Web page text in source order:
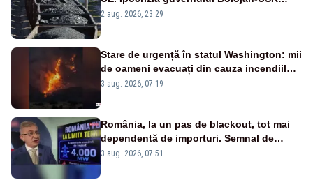
după starea de alertă
2 aug. 2026, 23:29
Stare de urgență în statul Washington: mii
de oameni evacuați din cauza incendiilor
puternice de vegetație
3 aug. 2026, 07:19
România, la un pas de blackout, tot mai
dependentă de importuri. Semnal de
alarmă tras de un expert în energie
3 aug. 2026, 07:51